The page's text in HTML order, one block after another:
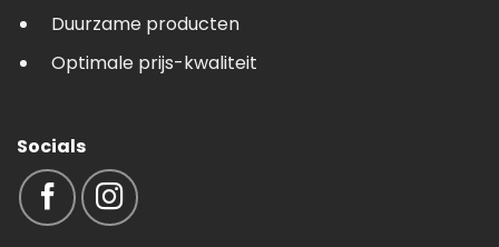
Duurzame producten
Optimale prijs-kwaliteit
Socials